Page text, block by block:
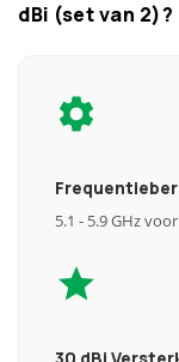
dBi (set van 2)?
5.1 - 5.9 GHz